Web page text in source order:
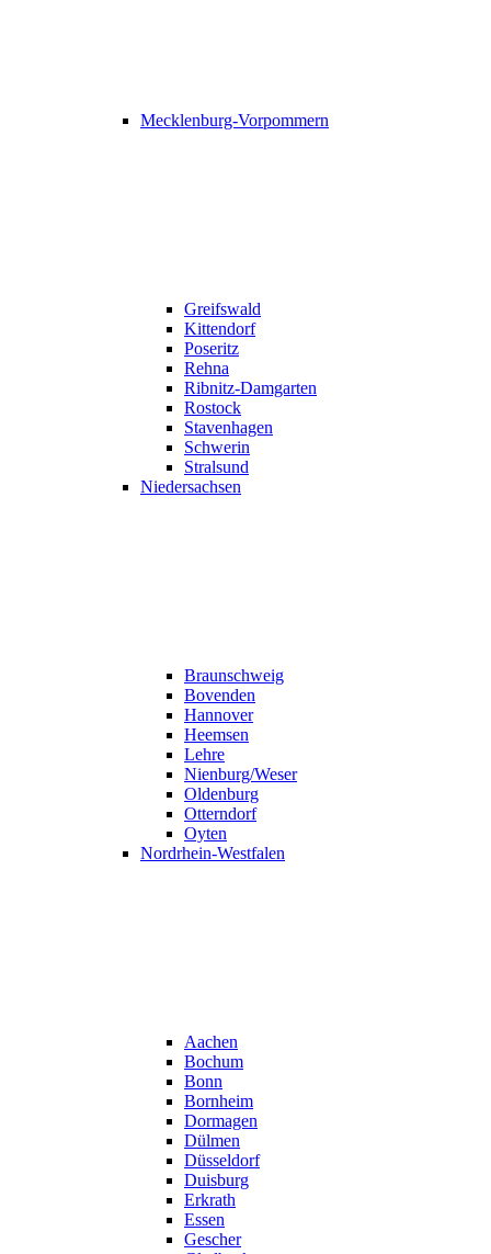
Mecklenburg-Vorpommern
Greifswald
Kittendorf
Poseritz
Rehna
Ribnitz-Damgarten
Rostock
Stavenhagen
Schwerin
Stralsund
Niedersachsen
Braunschweig
Bovenden
Hannover
Heemsen
Lehre
Nienburg/Weser
Oldenburg
Otterndorf
Oyten
Nordrhein-Westfalen
Aachen
Bochum
Bonn
Bornheim
Dormagen
Dülmen
Düsseldorf
Duisburg
Erkrath
Essen
Gescher